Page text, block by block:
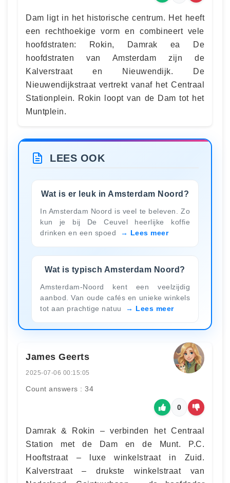
Dam ligt in het historische centrum. Het heeft
een rechthoekige vorm en combineert vele
hoofdstraten: Rokin, Damrak ea De
hoofdstraten van Amsterdam zijn de
Kalverstraat en Nieuwendijk. De
Nieuwendijkstraat vertrekt vanaf het Centraal
Stationplein. Rokin loopt van de Dam tot het
Muntplein.
LEES OOK
Wat is er leuk in Amsterdam Noord?
In Amsterdam Noord is veel te beleven. Zo
kun je bij De Ceuvel heerlijke koffie
drinken en een spoed
Lees meer
Wat is typisch Amsterdam Noord?
Amsterdam-Noord kent een veelzijdig
aanbod. Van oude cafés en unieke winkels
tot aan prachtige natuu
Lees meer
James Geerts
2025-07-06 00:15:05
Count answers : 34
0
Damrak & Rokin – verbinden het Centraal
Station met de Dam en de Munt. P.C.
Hooftstraat – luxe winkelstraat in Zuid.
Kalverstraat – drukste winkelstraat van